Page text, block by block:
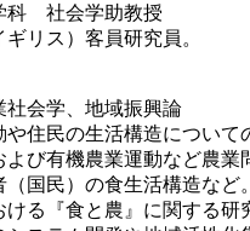
科 社会学助教授
リス）客員研究員。
会学、地域振興論
や住民の生活構造につい
よび有機農業運動など農
国民）の食生活構造など
る『食と農』に関する